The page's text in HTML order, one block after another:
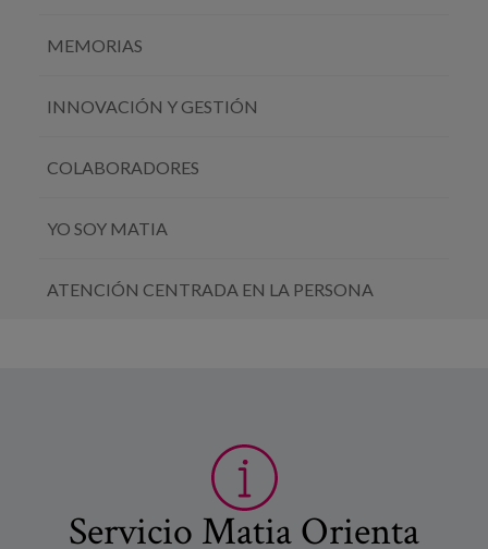
MEMORIAS
INNOVACIÓN Y GESTIÓN
COLABORADORES
YO SOY MATIA
ATENCIÓN CENTRADA EN LA PERSONA
Servicio Matia Orienta